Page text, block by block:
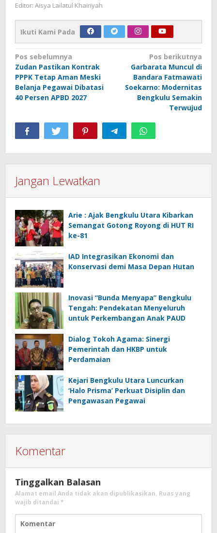
Editor: Aisya Lailatul Khairiyah
Ikuti Kami Pada
Navigasi
pos
Pos sebelumnya
Zudan Pastikan Kontrak
PPPK Tetap Aman Meski
Belanja Pegawai Dibatasi
40 Persen APBD 2027
Pos berikutnya
Garbarata Muncul di
Bandara Fatmawati
Soekarno: Modernitas
Bengkulu Semakin
Terwujud
Jangan Lewatkan
Arie : Ajak Bengkulu Utara Kibarkan
Semangat Gotong Royong di HUT RI
ke-81
IAD Integrasikan Ekonomi dan
Konservasi demi Masa Depan Hutan
Inovasi “Bunda Menyapa” Bengkulu
Tengah: Pendekatan Menyeluruh
untuk Perkembangan Anak PAUD
Dialog Tokoh Agama: Sinergi
Pemerintah dan HKBP untuk
Perdamaian
Kejari Bengkulu Utara Luncurkan
‘Halo Prisma’ Perkuat Disiplin dan
Pengawasan Pegawai
Komentar
Tinggalkan Balasan
Alamat email Anda tidak akan dipublikasikan. Ruas yang
wajib ditandai *